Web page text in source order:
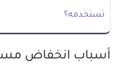
تستخدمه؟
أسباب انخفاض